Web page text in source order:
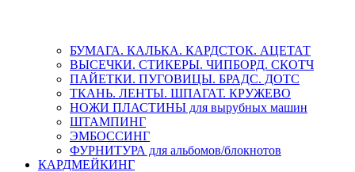
БУМАГА. КАЛЬКА. КАРДСТОК. АЦЕТАТ
ВЫСЕЧКИ. СТИКЕРЫ. ЧИПБОРД. СКОТЧ
ПАЙЕТКИ. ПУГОВИЦЫ. БРАДС. ДОТС
ТКАНЬ. ЛЕНТЫ. ШПАГАТ. КРУЖЕВО
НОЖИ ПЛАСТИНЫ для вырубных машин
ШТАМПИНГ
ЭМБОССИНГ
ФУРНИТУРА для альбомов/блокнотов
КАРДМЕЙКИНГ